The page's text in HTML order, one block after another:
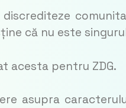
că nu este
acesta pentru ZDG.
asupra